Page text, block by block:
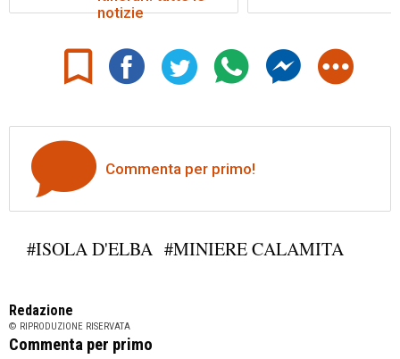
notizie
Commenta per primo!
#ISOLA D'ELBA #MINIERE CALAMITA
Redazione
© RIPRODUZIONE RISERVATA
Commenta per primo